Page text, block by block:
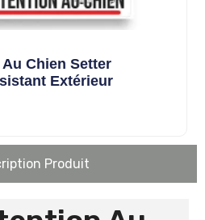
Chien Setter
Extérieur
Produit